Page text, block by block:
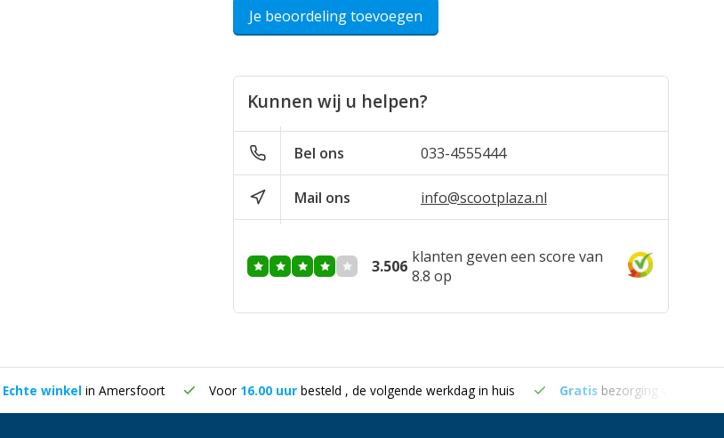
Je beoordeling toevoegen
Kunnen wij u helpen?
Bel ons 033-4555444
Mail ons info@scootplaza.nl
3.506 klanten geven een score van
8.8 op
Echte winkel in Amersfoort Voor 16.00 uur besteld , de volgende werkdag in huis Gratis bezorging vanaf €50